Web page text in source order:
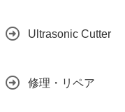
Ultrasonic Cutter
修理・リペア